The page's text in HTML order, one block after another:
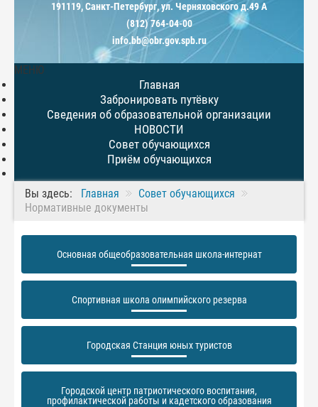
191119, Санкт-Петербург, ул. Черняховского д.49 А
(812) 764-04-00
info.bb@obr.gov.spb.ru
МЕНЮ
Главная
Забронировать путёвку
Сведения об образовательной организации
НОВОСТИ
Совет обучающихся
Приём обучающихся
Вы здесь: Главная
Совет обучающихся
Нормативные документы
Основная общеобразовательная школа-интернат
Спортивная школа олимпийского резерва
Городская Станция юных туристов
Городской центр патриотического воспитания,
профилактической работы и кадетского образования